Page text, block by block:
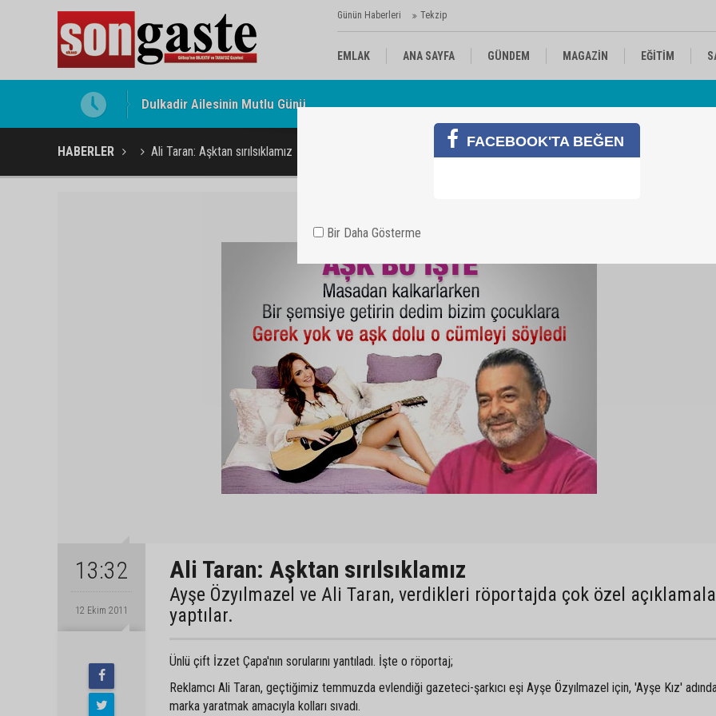
Günün Haberleri Tekzip
EMLAK ANA SAYFA GÜNDEM MAGAZİN EĞİTİM
Gölbaşı Esnafının Sesi Ankara Kalkınma Ajansı'nda
HABERLER Ali Taran: Aşktan sırılsıklamız
13:32
12 Ekim 2011
Ali Taran: Aşktan sırılsıklamız
Ayşe Özyılmazel ve Ali Taran, verdikleri röportajda çok özel
yaptılar.
Ünlü çift İzzet Çapa'nın sorularını yantıladı. İşte o röportaj;
Reklamcı Ali Taran, geçtiğimiz temmuzda evlendiği gazeteci-şarkıcı eşi Ayşe Özyılmazel için, 'Ayşe Kız'
marka yaratmak amacıyla kolları sıvadı.
FACEBOOK'TA BEĞEN
Bir Daha Gösterme